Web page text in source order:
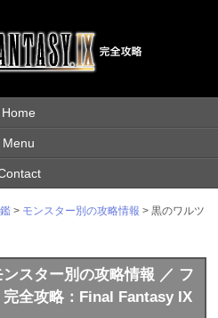
Home
Menu
> モンスター別の攻略情報 > 黒のワルツ
スター別の攻略情報 ／ フ
完全攻略：Final Fantasy IX